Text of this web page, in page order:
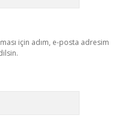
için adım, e-posta adresim